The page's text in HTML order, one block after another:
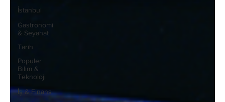
İstanbul
Gastronomi
& Seyahat
Tarih
Popüler
Bilim &
Teknoloji
İş & Finans